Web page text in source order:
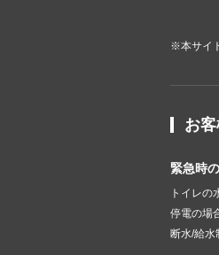
※本サイ
お
緊急時
トイレの
停電の場
断水/給水